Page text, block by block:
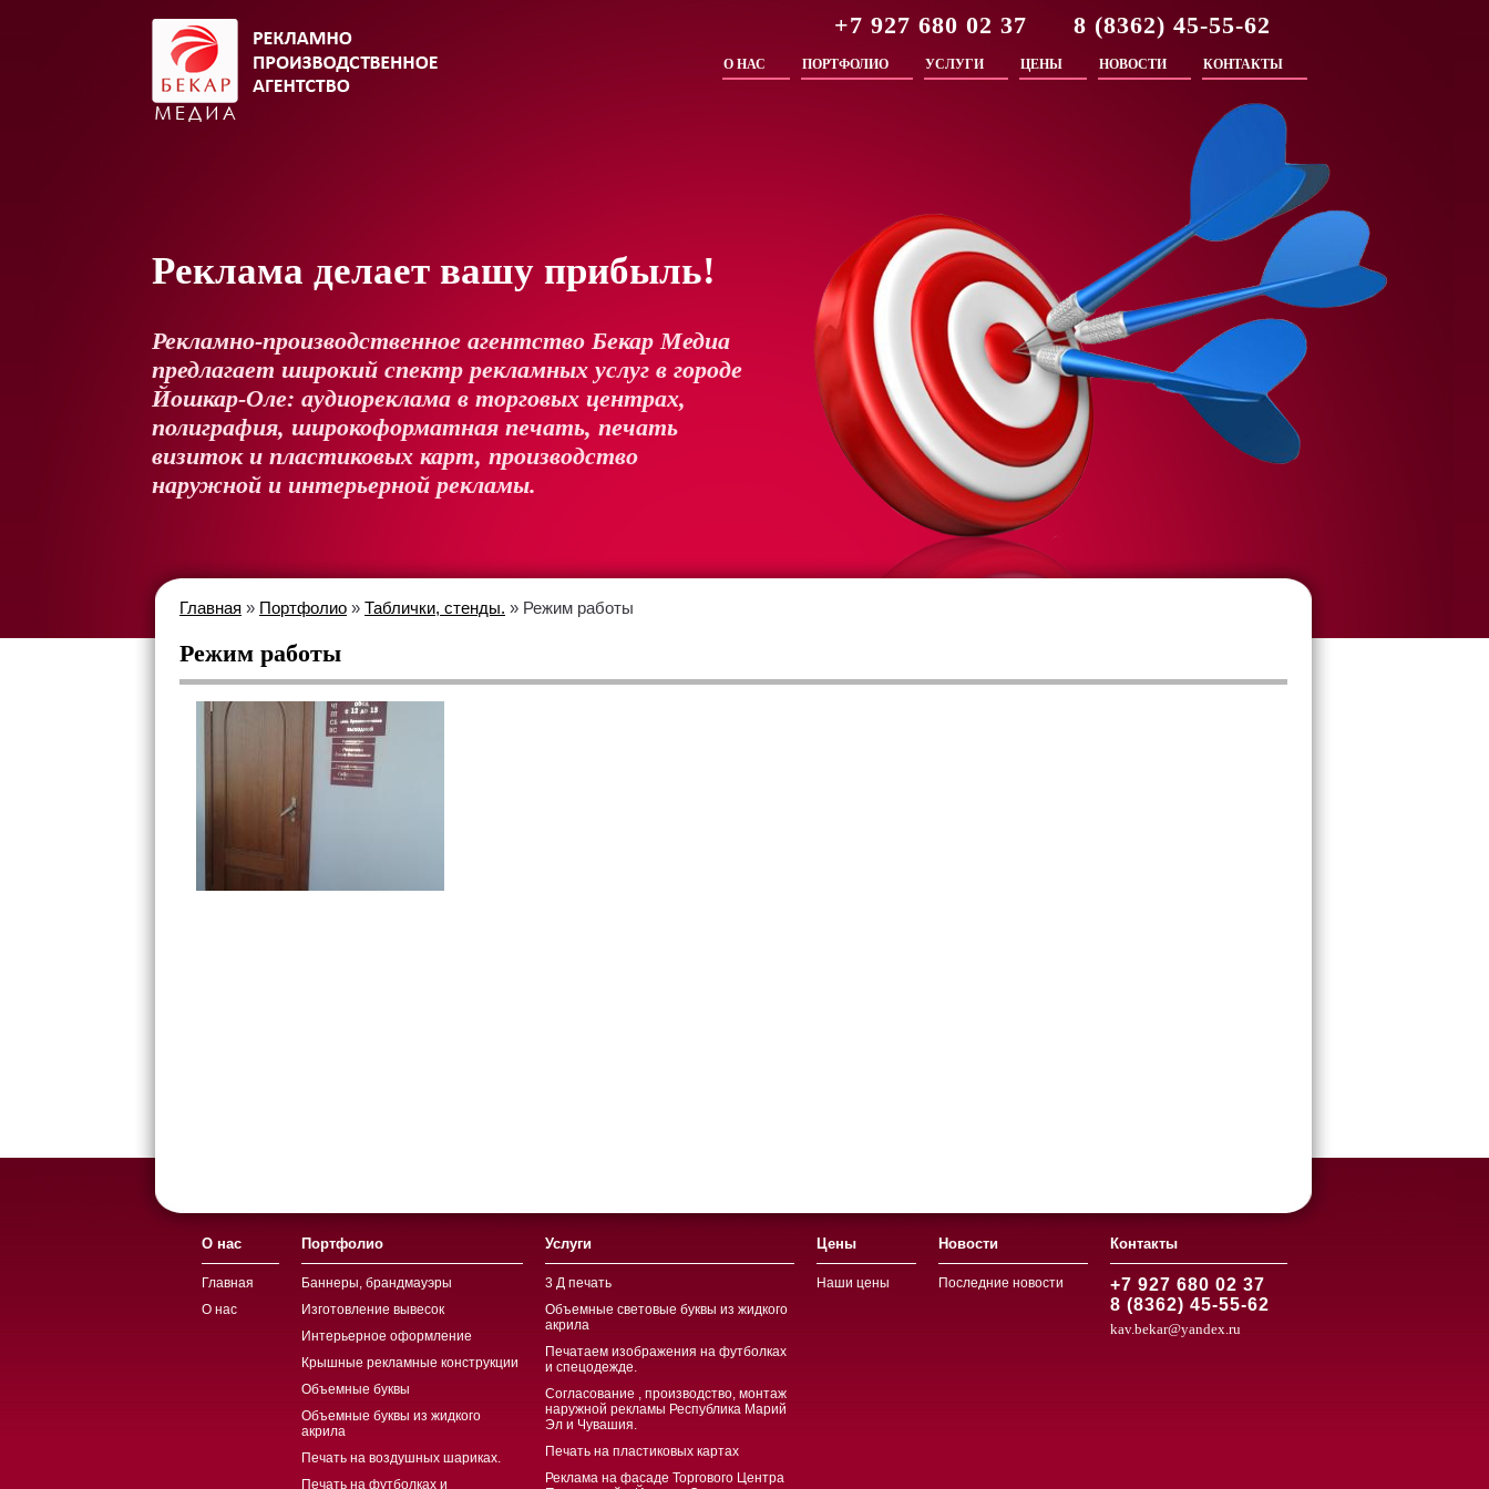
+7 927 680 02 37 8 (8362) 45-55-62
О НАС ПОРТФОЛИО УСЛУГИ ЦЕНЫ НОВОСТИ КОНТАКТЫ
Реклама делает вашу прибыль!
Рекламно-производственное агентство Бекар Медиа
предлагает широкий спектр рекламных услуг в городе
Йошкар-Оле: аудиореклама в торговых центрах,
полиграфия, широкоформатная печать, печать
визиток и пластиковых карт, производство
наружной и интерьерной рекламы.
Главная » Портфолио » Таблички, стенды. » Режим работы
Режим работы
О нас
Главная
О нас
Портфолио
Баннеры, брандмауэры
Изготовление вывесок
Интерьерное оформление
Крышные рекламные конструкции
Объемные буквы
Объемные буквы из жидкого
акрила
Печать на воздушных шариках.
Печать на футболках и
Услуги
3 Д печать
Объемные световые буквы из жидкого
акрила
Печатаем изображения на футболках
и спецодежде.
Согласование , производство, монтаж
наружной рекламы Республика Марий
Эл и Чувашия.
Печать на пластиковых картах
Реклама на фасаде Торгового Центра
Цены
Наши цены
Новости
Последние новости
Контакты
+7 927 680 02 37
8 (8362) 45-55-62
kav.bekar@yandex.ru